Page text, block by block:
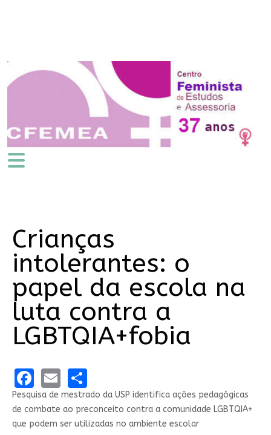
Crianças
intolerantes: o
papel da escola na
luta contra a
LGBTQIA+fobia
Facebook
EmailShare
Pesquisa de mestrado da USP identifica ações pedagógicas
de combate ao preconceito contra a comunidade LGBTQIA+
que podem ser utilizadas no ambiente escolar